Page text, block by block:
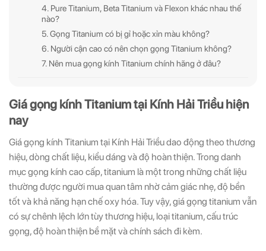
4. Pure Titanium, Beta Titanium và Flexon khác nhau thế
nào?
5. Gọng Titanium có bị gỉ hoặc xỉn màu không?
6. Người cận cao có nên chọn gọng Titanium không?
7. Nên mua gọng kính Titanium chính hãng ở đâu?
Giá gọng kính Titanium tại Kính Hải Triều hiện
nay
Giá gọng kính Titanium tại Kính Hải Triều dao động theo thương
hiệu, dòng chất liệu, kiểu dáng và độ hoàn thiện. Trong danh
mục gọng kính cao cấp, titanium là một trong những chất liệu
thường được người mua quan tâm nhờ cảm giác nhẹ, độ bền
tốt và khả năng hạn chế oxy hóa. Tuy vậy, giá gọng titanium vẫn
có sự chênh lệch lớn tùy thương hiệu, loại titanium, cấu trúc
gọng, độ hoàn thiện bề mặt và chính sách đi kèm.